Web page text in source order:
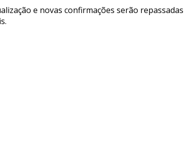
e novas confirmações serão repassadas